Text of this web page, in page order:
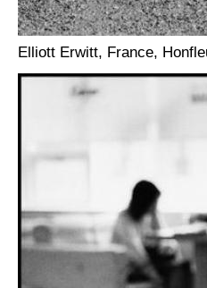
Elliott Erwitt, France,